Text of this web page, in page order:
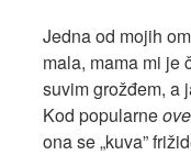
Jedna od mojih
mala, mama mi je
suvim grožđem, a
Kod popularne
ona se „kuva”